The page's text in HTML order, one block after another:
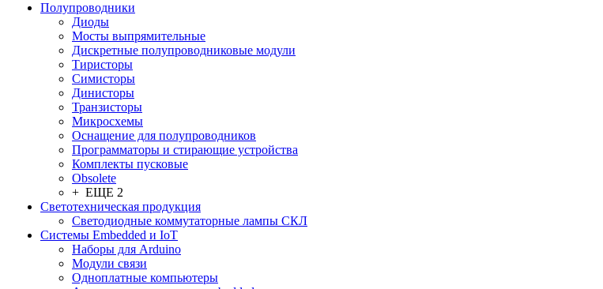
Полупроводники
Диоды
Мосты выпрямительные
Дискретные полупроводниковые модули
Тиристоры
Симисторы
Динисторы
Транзисторы
Микросхемы
Оснащение для полупроводников
Программаторы и стирающие устройства
Комплекты пусковые
Obsolete
+ ЕЩЕ 2
Светотехническая продукция
Светодиодные коммутаторные лампы СКЛ
Системы Embedded и IoT
Наборы для Arduino
Модули связи
Одноплатные компьютеры